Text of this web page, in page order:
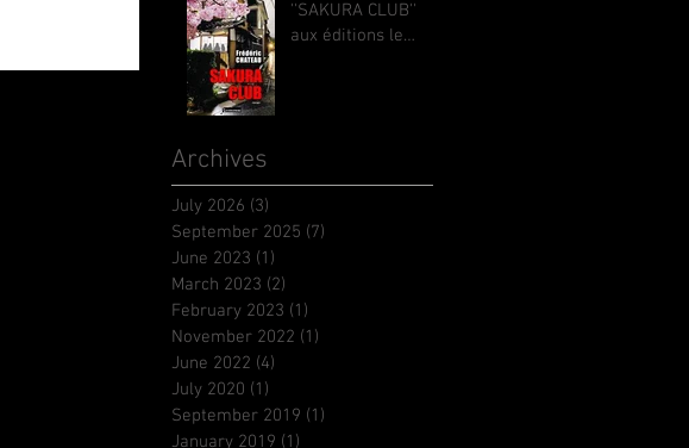
Japon
''SAKURA CLUB''
aux éditions le
Archives
July 2026 (3)
September 2025 (7)
June 2023 (1)
March 2023 (2)
February 2023 (1)
November 2022 (1)
June 2022 (4)
July 2020 (1)
September 2019 (1)
January 2019 (1)